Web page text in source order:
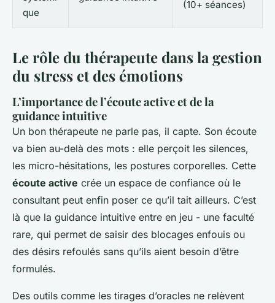
que
(10+ séances)
Le rôle du thérapeute dans la gestion
du stress et des émotions
L’importance de l’écoute active et de la
guidance intuitive
Un bon thérapeute ne parle pas, il capte. Son écoute
va bien au-delà des mots : elle perçoit les silences,
les micro-hésitations, les postures corporelles. Cette
écoute active crée un espace de confiance où le
consultant peut enfin poser ce qu’il tait ailleurs. C’est
là que la guidance intuitive entre en jeu - une faculté
rare, qui permet de saisir des blocages enfouis ou
des désirs refoulés sans qu’ils aient besoin d’être
formulés.
Des outils comme les tirages d’oracles ne relèvent